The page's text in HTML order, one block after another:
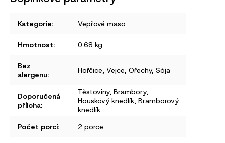
Kategorie: Vepřové maso
Hmotnost: 0.68 kg
Bez
alergenu: Hořčice, Vejce, Ořechy, Sója
Doporučená
příloha:
Těstoviny, Brambory,
Houskový knedlík, Bramborový
knedlík
Počet porcí: 2 porce